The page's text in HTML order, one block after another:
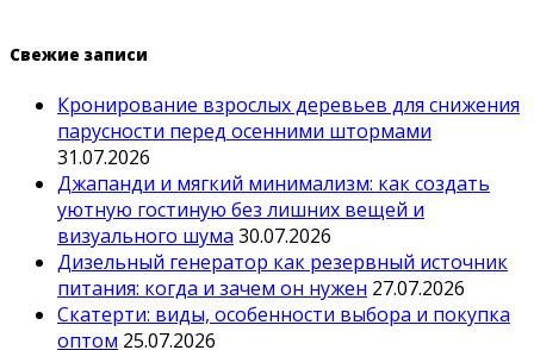
Свежие записи
Кронирование взрослых деревьев для снижения
парусности перед осенними штормами
31.07.2026
Джапанди и мягкий минимализм: как создать
уютную гостиную без лишних вещей и
визуального шума 30.07.2026
Дизельный генератор как резервный источник
питания: когда и зачем он нужен 27.07.2026
Скатерти: виды, особенности выбора и покупка
оптом 25.07.2026